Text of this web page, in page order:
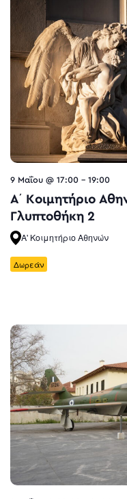
9 Μαΐου @ 17:00 - 19:00
Α΄ Κοιμητήριο
Γλυπτοθήκη 2
Α' Κοιμητήριο Αθηνών
Δωρεάν